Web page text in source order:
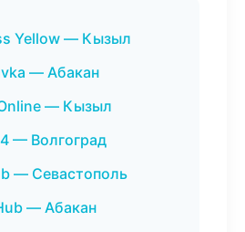
Yellow — Кызыл
— Абакан
— Кызыл
— Волгоград
— Севастополь
— Абакан